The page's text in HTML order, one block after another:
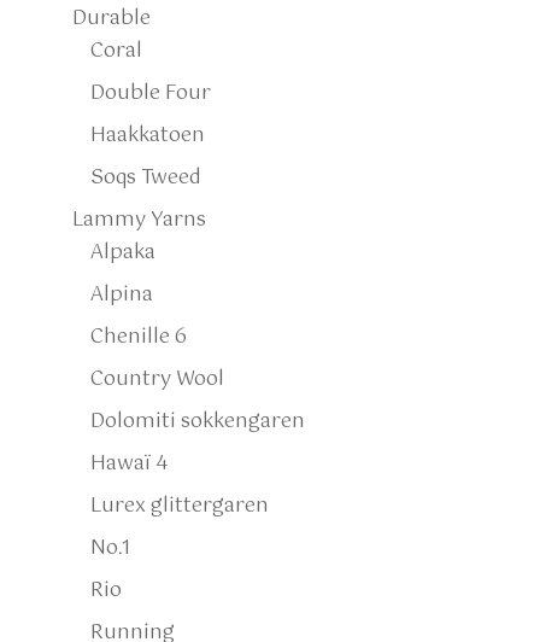
Durable
Coral
Double Four
Haakkatoen
Soqs Tweed
Lammy Yarns
Alpaka
Alpina
Chenille 6
Country Wool
Dolomiti sokkengaren
Hawaï 4
Lurex glittergaren
No.1
Rio
Running